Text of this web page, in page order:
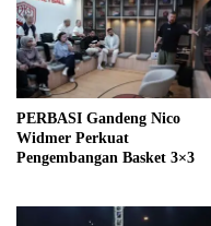
PERBASI Gandeng Nico
Widmer Perkuat
Pengembangan Basket 3×3